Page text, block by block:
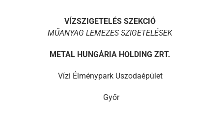
VÍZSZIGETELÉS SZEKCIÓ
MŰANYAG LEMEZES SZIGETELÉSEK
METAL HUNGÁRIA HOLDING ZRT.
Vízi Élménypark Uszodaépület
Győr